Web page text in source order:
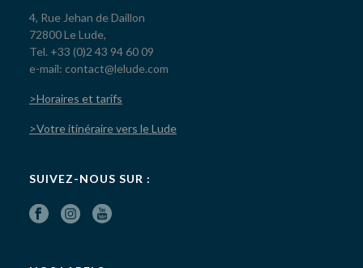
4, Rue Jehan de Daillon
72800 Le Lude,
Tel. +33 (0)2 43 94 60 09
e-mail: contact@lelude.com
>Horaires et tarifs
>Votre itinéraire vers le Lude
SUIVEZ-NOUS SUR :